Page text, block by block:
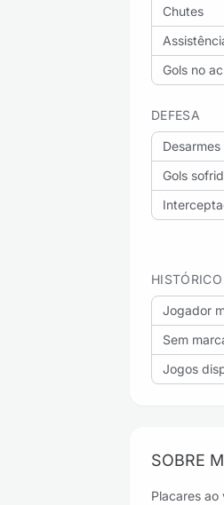
Chutes
Gols no
DEFESA
Desarmes
Gols
Jogador
Sem
Jogos
SOBRE
Placares